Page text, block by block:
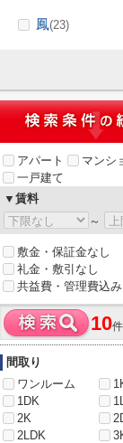
鳳(23)
アパート
マンシ
一戸建て
▼賃料
～
敷金・保証金なし
礼金・敷引なし
共益費・管理費込み
10
間取り
ワンルーム
1DK
2K
2LDK